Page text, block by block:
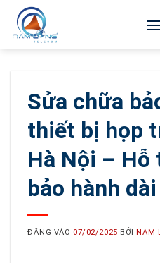
nội
Sửa chữa
thiết bị họp
Hà Nội –
bảo hành
ĐĂNG VÀO 07/02/2025 BỞINAM